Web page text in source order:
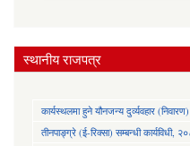
स्थानीय राजपत्र
कार्यस्थलमा हुने यौनजन्य दुर्व्यवहार
तीनपाङ्ग्रे (ई-रिक्सा) सम्बन्धी कार्यविधी,